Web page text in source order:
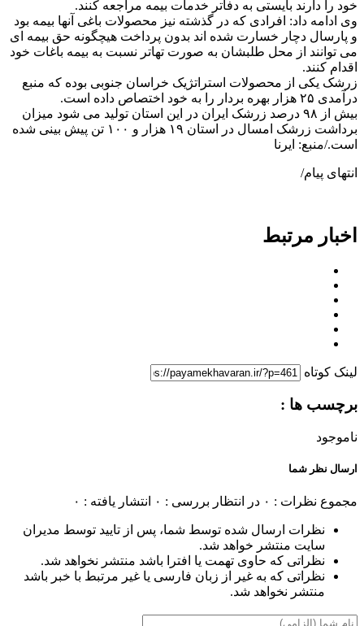
خود را دارند بایستی به دفاتر خدمات بیمه مراجعه کنند.
وی ادامه داد: افرادی که در گذشته نیز محصولات باغی آنها بیمه بود
و پارسال دچار خسارت شده اند بدون پرداخت هیچگونه حق بیمه ای
می توانند از محل طلبشان به صورت تهاتر نسبت به بیمه باغات خود
اقدام کنند.
زرشک یکی از محصولات استراتژیک خراسان جنوبی بوده که منبع
درآمدی ۲۵ هزار بهره بردار را به خود اختصاص داده است.
بیش از ۹۸ درصد زرشک ایران در این استان تولید می شود میزان
برداشت زرشک امسال در استان ۱۹ هزار و ۱۰۰ تن پیش بینی شده
است./منبع: ایرنا
انتهای پیام/
اخبار مرتبط
لینک کوتاه
برچسب ها :
ناموجود
ارسال نظر شما
مجموع نظرات : ۰ در انتظار بررسی : ۰ انتشار یافته : ۰
نظرات ارسال شده توسط شما، پس از تایید توسط مدیران
سایت منتشر خواهد شد.
نظراتی که حاوی تهمت یا افترا باشد منتشر نخواهد شد.
نظراتی که به غیر از زبان فارسی یا غیر مرتبط با خبر باشد
منتشر نخواهد شد.